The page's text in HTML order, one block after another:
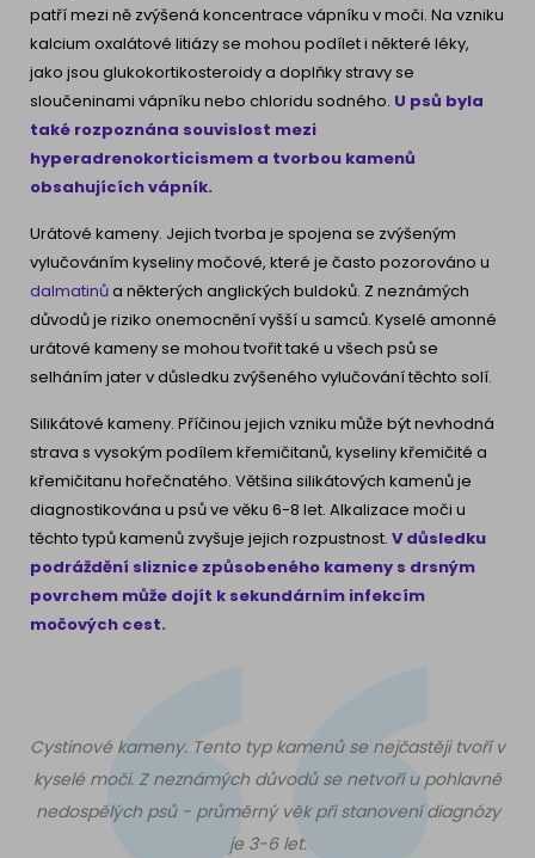
patří mezi ně zvýšená koncentrace vápníku v moči. Na vzniku
kalcium oxalátové litiázy se mohou podílet i některé léky,
jako jsou glukokortikosteroidy a doplňky stravy se
sloučeninami vápníku nebo chloridu sodného. U psů byla
také rozpoznána souvislost mezi
hyperadrenokorticismem a tvorbou kamenů
obsahujících vápník.
Urátové kameny. Jejich tvorba je spojena se zvýšeným
vylučováním kyseliny močové, které je často pozorováno u
dalmatinůa některých anglických buldoků. Z neznámých
důvodů je riziko onemocnění vyšší u samců. Kyselé amonné
urátové kameny se mohou tvořit také u všech psů se
selháním jater v důsledku zvýšeného vylučování těchto solí.
Silikátové kameny. Příčinou jejich vzniku může být nevhodná
strava s vysokým podílem křemičitanů, kyseliny křemičité a
křemičitanu hořečnatého. Většina silikátových kamenů je
diagnostikována u psů ve věku 6-8 let. Alkalizace moči u
těchto typů kamenů zvyšuje jejich rozpustnost. V důsledku
podráždění sliznice způsobeného kameny s drsným
povrchem může dojít k sekundárním infekcím
močových cest.
Cystinové kameny. Tento typ kamenů se nejčastěji tvoří v
kyselé moči. Z neznámých důvodů se netvoří u pohlavně
nedospělých psů - průměrný věk při stanovení diagnózy
je 3-6 let.